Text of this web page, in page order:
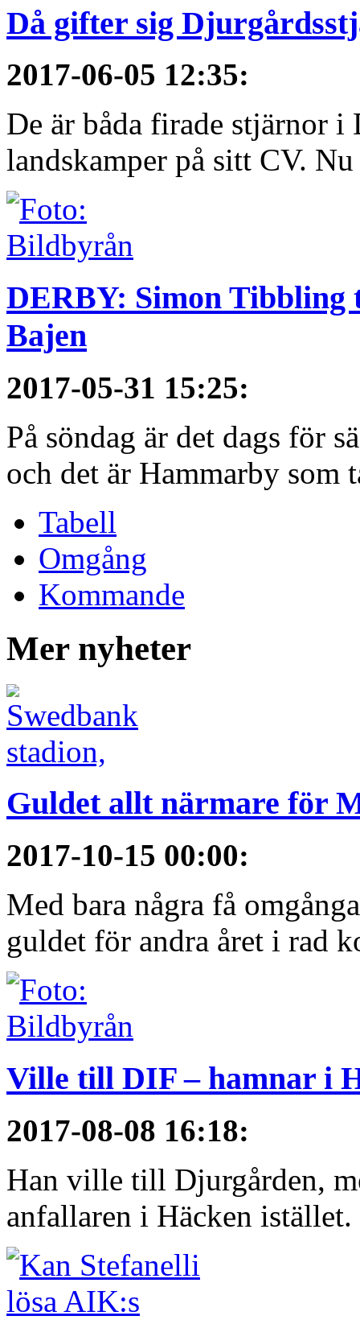
Då gifter sig
2017-06-05 12:35:
De är båda firade stjärnor i
landskamper på sitt CV.
DERBY: Simon
Bajen
2017-05-31 15:25:
På söndag är det dags för
och det är Hammarby som
Tabell
Omgång
Kommande
Mer nyheter
Guldet allt närmare för
2017-10-15 00:00:
Med bara några få
guldet för andra året i rad
Ville till DIF – hamnar i
2017-08-08 16:18:
Han ville till Djurgården,
anfallaren i Häcken